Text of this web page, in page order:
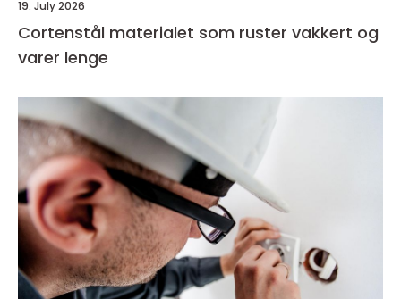
19. July 2026
Cortenstål materialet som ruster vakkert og
varer lenge